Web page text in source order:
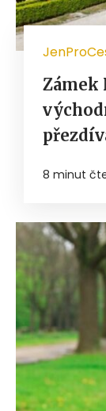
Zámek
8 minut